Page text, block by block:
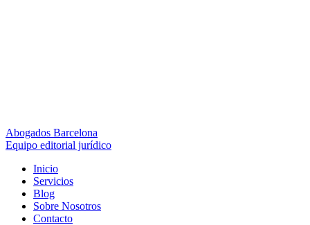
Abogados Barcelona
Equipo editorial jurídico
Inicio
Servicios
Blog
Sobre Nosotros
Contacto